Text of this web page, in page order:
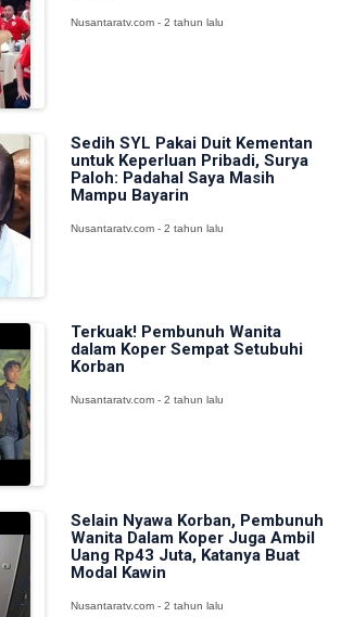
Nusantaratv.com - 2 tahun lalu
Sedih SYL Pakai Duit Kementan
untuk Keperluan Pribadi, Surya
Paloh: Padahal Saya Masih
Mampu Bayarin
Nusantaratv.com - 2 tahun lalu
Terkuak! Pembunuh Wanita
dalam Koper Sempat Setubuhi
Korban
Nusantaratv.com - 2 tahun lalu
Selain Nyawa Korban, Pembunuh
Wanita Dalam Koper Juga Ambil
Uang Rp43 Juta, Katanya Buat
Modal Kawin
Nusantaratv.com - 2 tahun lalu